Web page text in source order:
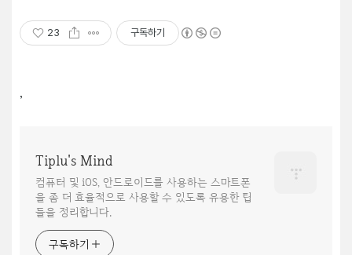
23 구독하기
,
Tiplu's Mind
컴퓨터 및 iOS, 안드로이드를 사용하는 스마트폰
을 좀 더 효율적으로 사용할 수 있도록 유용한 팁
들을 정리합니다.
구독하기